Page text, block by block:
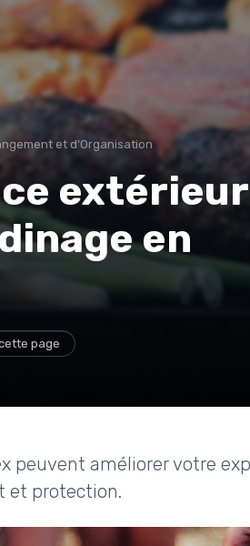
et d'Organisation
extérieur
en
page
peuvent améliorer votre
et protection.